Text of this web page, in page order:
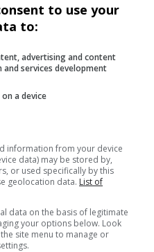
et
et
to use your
to:
advertising and content
and services development
a device
information from your device
data) may be stored by,
or used specifically by this
geolocation data. List of
data on the basis of legitimate
your options below. Look
site menu to manage or